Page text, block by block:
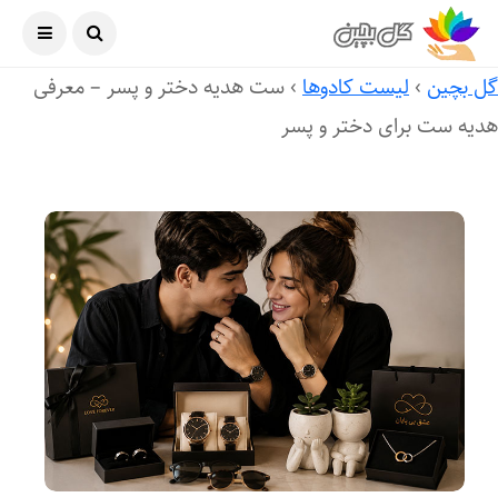
آگوست ۷, ۲۰۲۶
بچین›لیست کادوها›ست هدیه دختر و پسر – معرفی
ست برای دختر و پسر